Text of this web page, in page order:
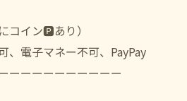
コイン🅿️あり）
、電子マネー不可、PayPay
ーーーーーーーーーー